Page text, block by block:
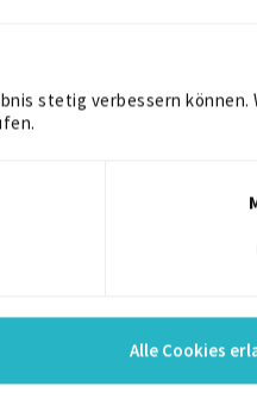
stetig verbessern
Alle Cookies